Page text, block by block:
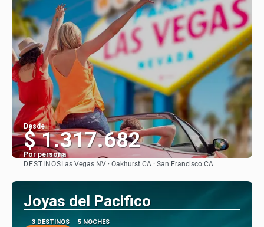
Desde
$ 1.317.682
Por persona
DESTINOS Las Vegas NV · Oakhurst CA · San Francisco CA
Joyas del Pacifico
3 DESTINOS 5 NOCHES